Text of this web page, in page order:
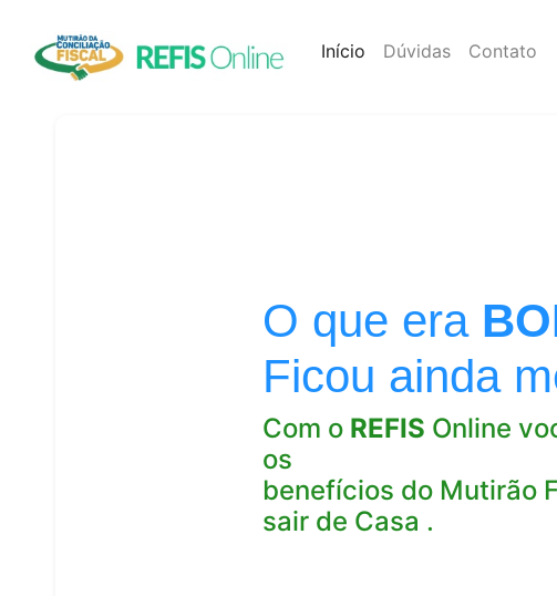
Início (atual)
Dúvidas Contato
O que era
Ficou ainda
Com o REFIS Online
os
benefícios do Mutirão
sair de Casa .